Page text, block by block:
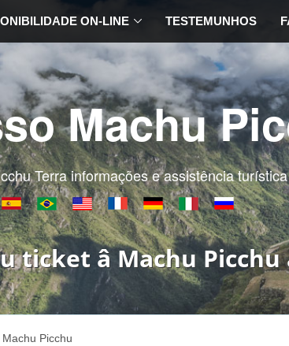
ON-LINE TESTEMUNHOS
Machu
Terra informações e assistência turística
ticket â Machu Picchu
Picchu